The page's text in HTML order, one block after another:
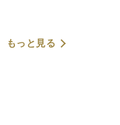
もっと見る